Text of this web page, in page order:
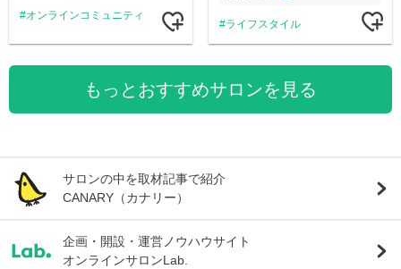
オンラインコミュニティ
ライフスタイル
もっとおすすめサロンを見る
サロンの中を取材記事で紹介
CANARY（カナリー）
企画・開設・運営ノウハウサイト
オンラインサロンLab.